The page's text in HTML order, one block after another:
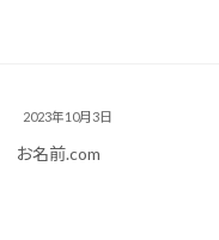
2023年10月3日
お名前.com